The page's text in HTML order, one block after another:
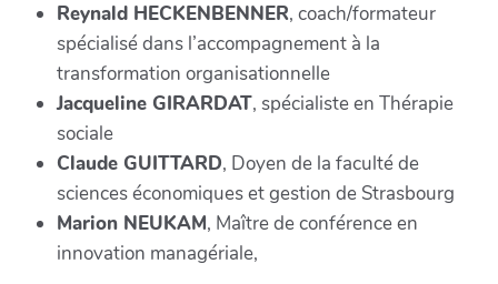
Reynald HECKENBENNER, coach/formateur
spécialisé dans l’accompagnement à la
transformation organisationnelle
Jacqueline GIRARDAT, spécialiste en Thérapie
sociale
Claude GUITTARD, Doyen de la faculté de
sciences économiques et gestion de Strasbourg
Marion NEUKAM, Maître de conférence en
innovation managériale,